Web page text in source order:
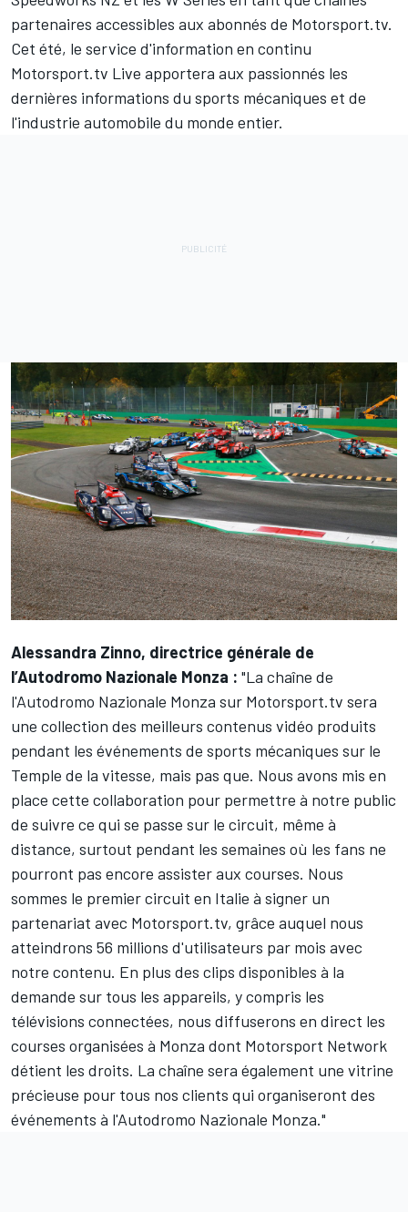
partenaires accessibles aux abonnés de Motorsport.tv.
Cet été, le service d'information en continu
Motorsport.tv Live apportera aux passionnés les
dernières informations du sports mécaniques et de
l'industrie automobile du monde entier.
Alessandra Zinno, directrice générale de
l’Autodromo Nazionale Monza : "La chaîne de
l'Autodromo Nazionale Monza sur Motorsport.tv sera
une collection des meilleurs contenus vidéo produits
pendant les événements de sports mécaniques sur le
Temple de la vitesse, mais pas que. Nous avons mis en
place cette collaboration pour permettre à notre public
de suivre ce qui se passe sur le circuit, même à
distance, surtout pendant les semaines où les fans ne
pourront pas encore assister aux courses. Nous
sommes le premier circuit en Italie à signer un
partenariat avec Motorsport.tv, grâce auquel nous
atteindrons 56 millions d'utilisateurs par mois avec
notre contenu. En plus des clips disponibles à la
demande sur tous les appareils, y compris les
télévisions connectées, nous diffuserons en direct les
courses organisées à Monza dont Motorsport Network
détient les droits. La chaîne sera également une vitrine
précieuse pour tous nos clients qui organiseront des
événements à l'Autodromo Nazionale Monza."